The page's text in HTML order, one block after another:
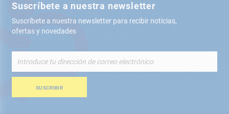
Suscríbete a nuestra newsletter
Suscríbete a nuestra newsletter para recibir noticias,
ofertas y novedades
nuestro
de
SUSCRIBIR